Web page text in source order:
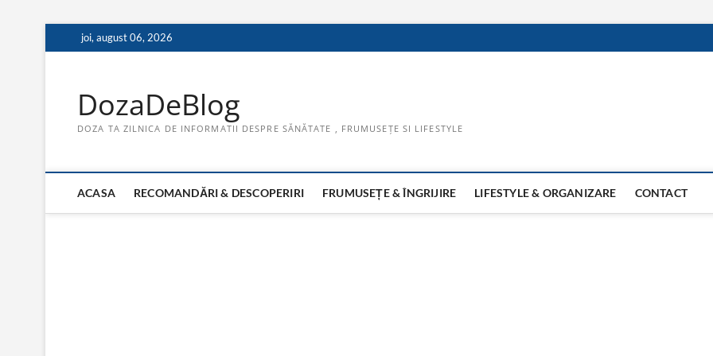
to
joi, august 06, 2026
DozaDeBlog
DOZA TA ZILNICA DE INFORMATII DESPRE SĂNĂTATE , FRUMUSEȚE SI LIFESTYLE
ACASA RECOMANDĂRI & DESCOPERIRI FRUMUSEȚE & ÎNGRIJIRE LIFESTYLE & ORGANIZARE CONTACT